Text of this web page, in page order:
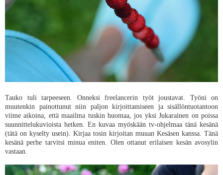
Tauko tuli tarpeeseen. Onneksi freelancerin työt joustavat. Työni on
muutenkin painottunut niin paljon kirjoittamiseen ja sisällöntuotantoon
viime aikoina, että maailma tuskin huomaa, jos yksi Jukarainen on poissa
suunnittelukuvioista hetken. En kuvaa myöskään tv-ohjelmaa tänä kesänä
(tätä on kyselty usein). Kirjaa tosin kirjoitan muuan Kesäsen kanssa. Tänä
kesänä perhe tarvitsi minua eniten. Olen ottanut erilaisen kesän avosylin
vastaan.